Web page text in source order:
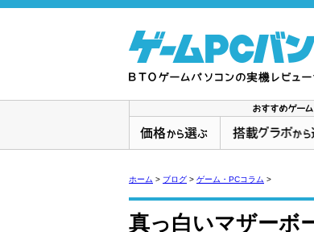
ホーム > ブログ > ゲーム・PCコラム >
真っ白いマザーボ